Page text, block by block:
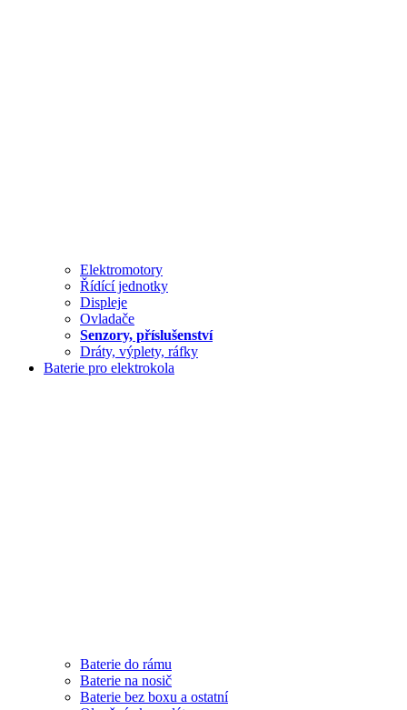
Elektromotory
Řídící jednotky
Displeje
Ovladače
Senzory, příslušenství
Dráty, výplety, ráfky
Baterie pro elektrokola
Baterie do rámu
Baterie na nosič
Baterie bez boxu a ostatní